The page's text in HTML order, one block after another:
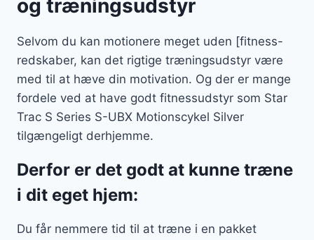
og træningsudstyr
Selvom du kan motionere meget uden [fitness-
redskaber, kan det rigtige træningsudstyr være
med til at hæve din motivation. Og der er mange
fordele ved at have godt fitnessudstyr som Star
Trac S Series S-UBX Motionscykel Silver
tilgængeligt derhjemme.
Derfor er det godt at kunne træne
i dit eget hjem:
Du får nemmere tid til at træne i en pakket